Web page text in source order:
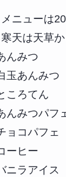
ニューは
天は天草か
んみつ
玉あんみつ
ころてん
んみつパフ
ョコパフェ
ーヒー
ニラアイ